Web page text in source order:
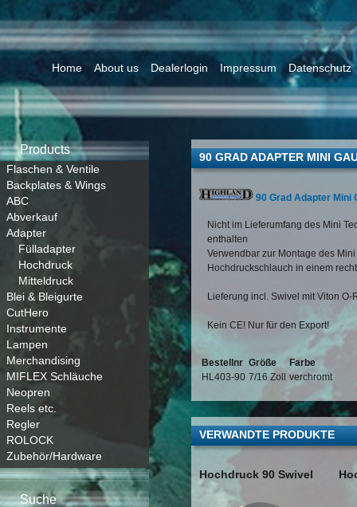
Home About us Dealerlogin Impressum Datenschutz
Products
Flaschen & Ventile
Backplates & Wings
ABC
Abverkauf
Adapter
Fülladapter
Hochdruck
Mitteldruck
Blei & Bleigurte
CutHero
Instrumente
Lampen
Merchandising
MIFLEX Schläuche
Neopren
Reels etc.
Regler
ROLOCK
Zubehör/Hardware
Suche
90 GRAD ADAPTER MINI
90 Grad Adapter Mini
Nicht im Lieferumfang des Mini
enthalten
Verwendbar zur Montage des
Hochdruckschlauch in einem
Lieferung incl. Swivel mit Viton O-
Kein CE! Nur für den Export!
Bestellnr Größe
Farbe
HL403-90 7/16 Zoll verchromt
VERWANDTE PRODUKTE
Hochdruck 90 Swivel